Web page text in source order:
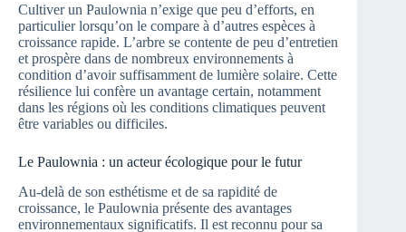
Cultiver un Paulownia n’exige que peu d’efforts, en
particulier lorsqu’on le compare à d’autres espèces à
croissance rapide. L’arbre se contente de peu d’entretien
et prospère dans de nombreux environnements à
condition d’avoir suffisamment de lumière solaire. Cette
résilience lui confère un avantage certain, notamment
dans les régions où les conditions climatiques peuvent
être variables ou difficiles.
Le Paulownia : un acteur écologique pour le futur
Au-delà de son esthétisme et de sa rapidité de
croissance, le Paulownia présente des avantages
environnementaux significatifs. Il est reconnu pour sa